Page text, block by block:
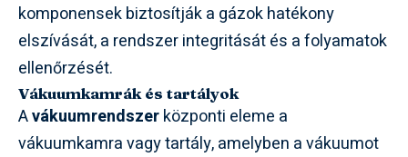
komponensek biztosítják a gázok hatékony
elszívását, a rendszer integritását és a folyamatok
ellenőrzését.
Vákuumkamrák és tartályok
Avákuumrendszerközponti eleme a
vákuumkamra vagy tartály, amelyben a vákuumot